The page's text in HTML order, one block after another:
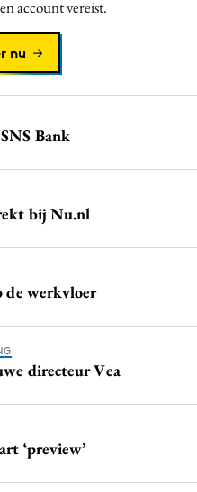
account vereist.
nu
Bank
bij Nu.nl
de werkvloer
directeur Vea
‘preview’